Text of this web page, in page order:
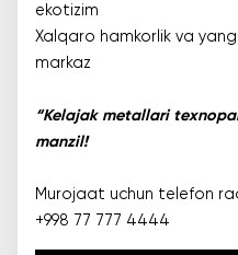
ekotizim
Xalqaro hamkorlik va
markaz
“Kelajak metallari
manzil!
Murojaat uchun telefon
+998 77 777 4444